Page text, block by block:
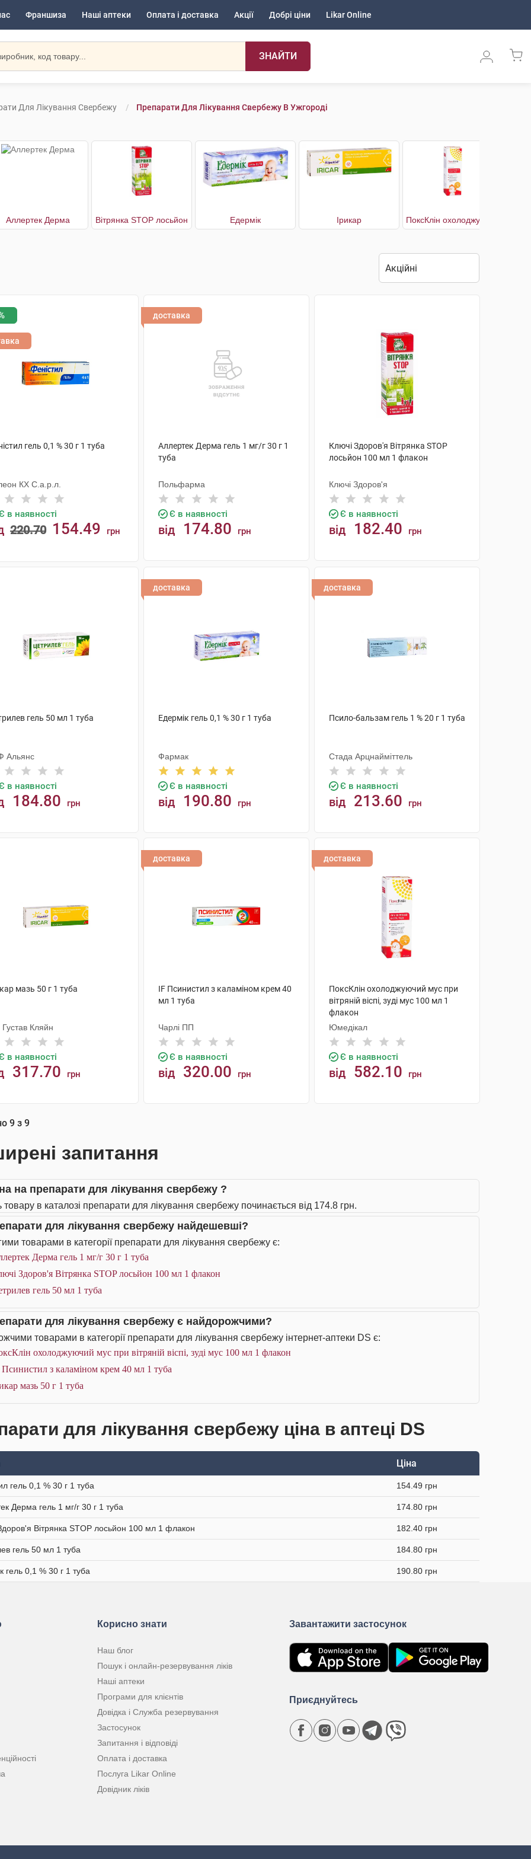
Франшиза Наші аптеки Оплата і доставка Акції Добрі ціни Likar Online
ЗНАЙТИ
Для Лікування Свербежу Препарати Для Лікування Свербежу В Ужгороді
Аллертек Дерма Вітрянка STOP лосьйон Едермік Ірикар
гель 0,1 % 30 г 1 туба
КХ С.а.р.л.
в наявності
220.70 154.49 грн
доставка
Аллертек Дерма гель 1 мг/г 30 г 1
туба
Польфарма
Є в наявності
від 174.80 грн
Ключі Здоров'я Вітрянка STOP
лосьйон 100 мл 1 флакон
Ключі Здоров'я
Є в наявності
від 182.40 грн
гель 50 мл 1 туба
Альянс
в наявності
184.80 грн
доставка
Едермік гель 0,1 % 30 г 1 туба
Фармак
Є в наявності
від 190.80 грн
доставка
Псило-бальзам гель 1 % 20 г 1 туба
Стада Арцнайміттель
Є в наявності
від 213.60 грн
мазь 50 г 1 туба
Кляйн
в наявності
317.70 грн
доставка
IF Псинистил з каламіном крем 40
мл 1 туба
Чарлі ПП
Є в наявності
від 320.00 грн
доставка
ПоксКлін охолоджуючий мус при
вітряній віспі, зуді мус 100 мл 1
флакон
Юмедікал
Є в наявності
від 582.10 грн
9 з 9
запитання
на препарати для лікування свербежу ?
товару в каталозі препарати для лікування свербежу починається від 174.8 грн.
для лікування свербежу найдешевші?
товарами в категорії препарати для лікування свербежу є:
Дерма гель 1 мг/г 30 г 1 туба
Здоров'я Вітрянка STOP лосьйон 100 мл 1 флакон
гель 50 мл 1 туба
для лікування свербежу є найдорожчими?
товарами в категорії препарати для лікування свербежу інтернет-аптеки DS є:
охолоджуючий мус при вітряній віспі, зуді мус 100 мл 1 флакон
з каламіном крем 40 мл 1 туба
мазь 50 г 1 туба
для лікування свербежу ціна в аптеці DS
Ціна
гель 0,1 % 30 г 1 туба 154.49 грн
Дерма гель 1 мг/г 30 г 1 туба 174.80 грн
Вітрянка STOP лосьйон 100 мл 1 флакон 182.40 грн
гель 50 мл 1 туба 184.80 грн
гель 0,1 % 30 г 1 туба 190.80 грн
Корисно знати
Наш блог
Пошук і онлайн-резервування ліків
Наші аптеки
Програми для клієнтів
Довідка і Служба резервування
Застосунок
Запитання і відповіді
Оплата і доставка
Послуга Likar Online
Довідник ліків
Завантажити застосунок
Приєднуйтесь